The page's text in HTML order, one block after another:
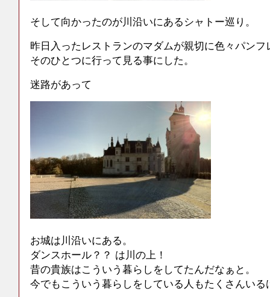
そして向かったのが川沿いにあるシャトー巡り。
昨日入ったレストランのマダムが親切に色々パン
そのひとつに行って見る事にした。
迷路があって
お城は川沿いにある。
ダンスホール？？ は川の上！
昔の貴族はこういう暮らしをしてたんだなぁと。
今でもこういう暮らしをしている人もたくさんいる